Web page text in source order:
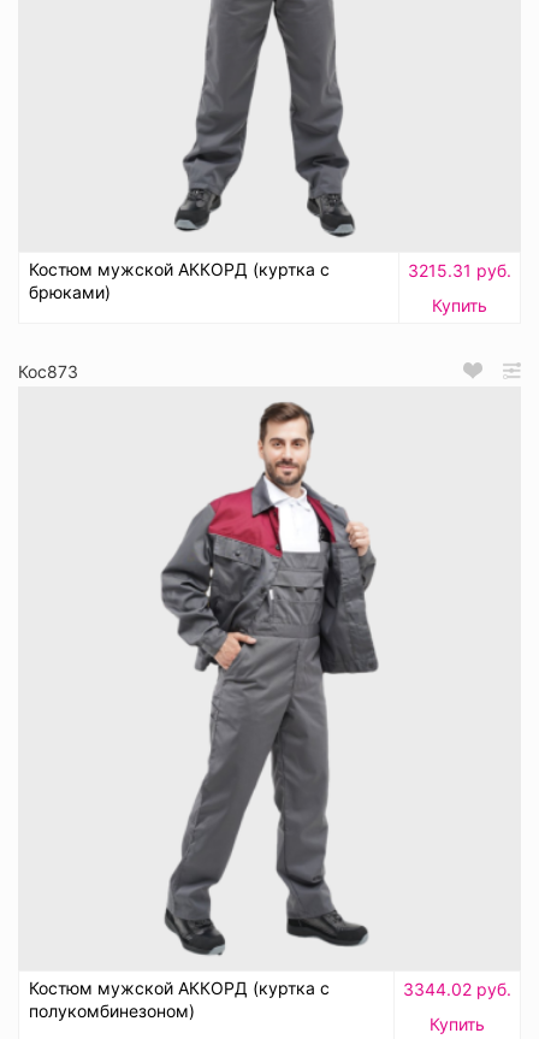
Костюм мужской АККОРД (куртка с
брюками)
3215.31 руб.
Купить
Кос873
Костюм мужской АККОРД (куртка с
полукомбинезоном)
3344.02 руб.
Купить